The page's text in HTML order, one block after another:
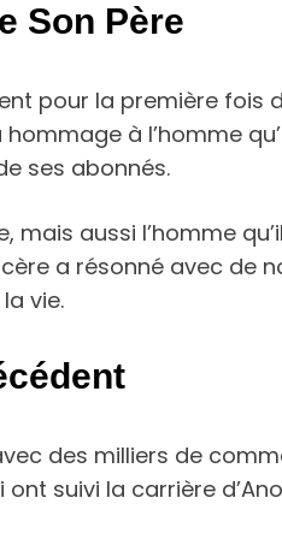
Son Père
pour la première fois
à l’homme
ses abonnés.
aussi l’homme
a résonné avec de
vie.
des milliers de
suivi la carrière